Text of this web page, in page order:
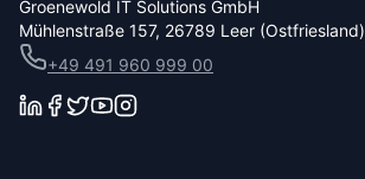
Groenewold IT Solutions GmbH
Mühlenstraße 157, 26789 Leer (Ostfriesland)
+49 491 960 999 00